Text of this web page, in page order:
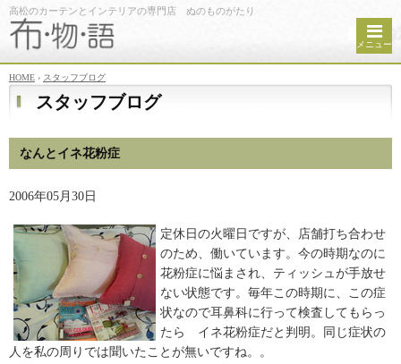
高松のカーテンとインテリアの専門店 ぬのものがたり
メニュー
HOME › スタッフブログ
スタッフブログ
なんとイネ花粉症
2006年05月30日
定休日の火曜日ですが、店舗打ち合わせ
のため、働いています。今の時期なのに
花粉症に悩まされ、ティッシュが手放せ
ない状態です。毎年この時期に、この症
状なので耳鼻科に行って検査してもらっ
たら イネ花粉症だと判明。同じ症状の
人を私の周りでは聞いたことが無いですね。。